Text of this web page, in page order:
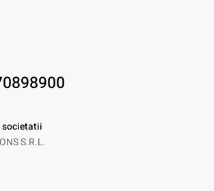
societatii
S.R.L.